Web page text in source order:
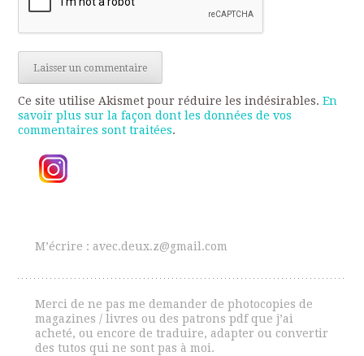
Ce site utilise Akismet pour réduire les indésirables.En
savoir plus sur la façon dont les données de vos
commentaires sont traitées.
M’écrire : avec.deux.z@gmail.com
Merci de ne pas me demander de photocopies de
magazines / livres ou des patrons pdf que j’ai
acheté, ou encore de traduire, adapter ou convertir
des tutos qui ne sont pas à moi.